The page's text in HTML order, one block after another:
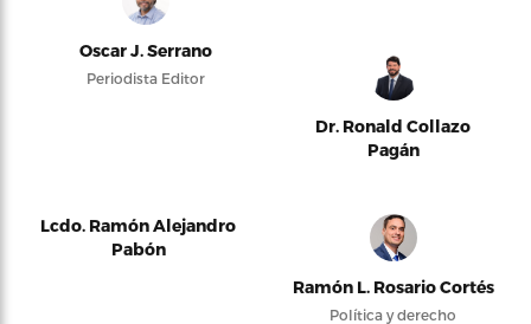
Oscar J. Serrano
Periodista Editor
Dr. Ronald Collazo
Pagán
Lcdo. Ramón Alejandro
Pabón
Ramón L. Rosario Cortés
Política y derecho